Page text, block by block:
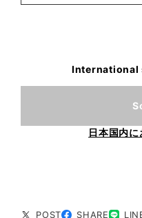
International
日本国内
POST SHARE